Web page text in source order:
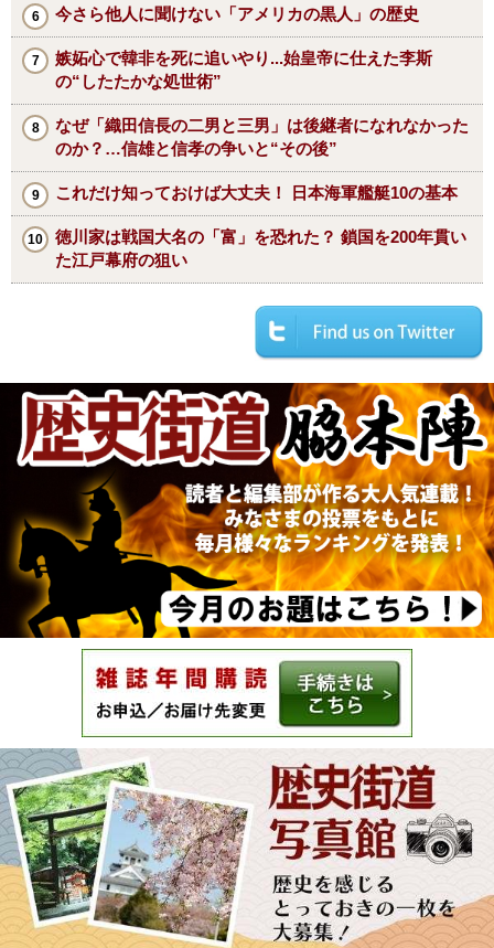
今さら他人に聞けない「アメリカの黒人」の歴史
嫉妬心で韓非を死に追いやり...始皇帝に仕えた李斯
の“したたかな処世術”
なぜ「織田信長の二男と三男」は後継者になれなかった
のか？…信雄と信孝の争いと“その後”
これだけ知っておけば大丈夫！ 日本海軍艦艇10の基本
徳川家は戦国大名の「富」を恐れた？ 鎖国を200年貫い
た江戸幕府の狙い